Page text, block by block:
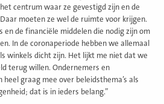
centrum waar ze gevestigd zijn en de
moeten ze wel de ruimte voor krijgen.
en de financiële middelen die nodig zijn om
In de coronaperiode hebben we allemaal
winkels dicht zijn. Het lijkt me niet dat we
terug willen. Ondernemers en
graag mee over beleidsthema’s als
dat is in ieders belang.”